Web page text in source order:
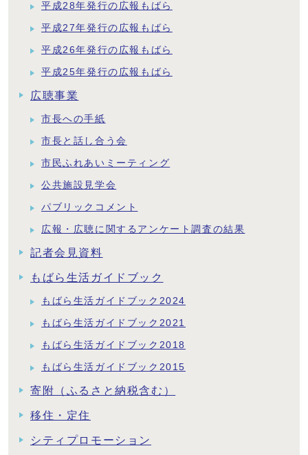
平成28年発行の広報もばら
平成27年発行の広報もばら
平成26年発行の広報もばら
平成25年発行の広報もばら
広聴事業
市長への手紙
市長と話し合う会
市民ふれあいミーティング
公共施設見学会
パブリックコメント
広報・広聴に関するアンケート調査の結果
記者会見資料
もばら生活ガイドブック
もばら生活ガイドブック2024
もばら生活ガイドブック2021
もばら生活ガイドブック2018
もばら生活ガイドブック2015
寄附（ふるさと納税含む）
移住・定住
シティプロモーション